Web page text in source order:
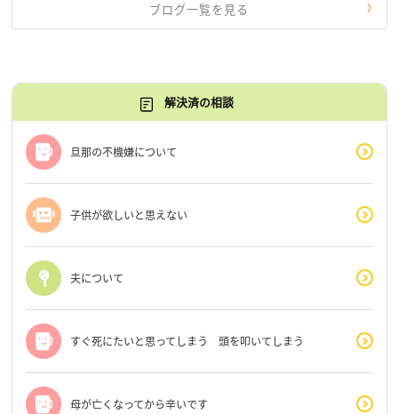
ブログ一覧を見る
解決済の相談
旦那の不機嫌について
子供が欲しいと思えない
夫について
すぐ死にたいと思ってしまう 頭を叩いてしまう
母が亡くなってから辛いです